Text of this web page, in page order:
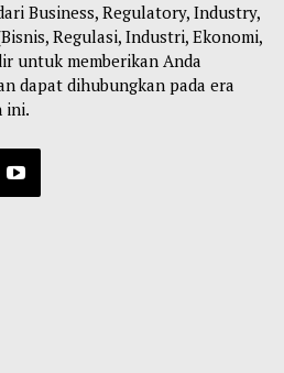
Business, Regulatory, Industry,
Regulasi, Industri, Ekonomi,
untuk memberikan Anda
dapat dihubungkan pada era
ini.